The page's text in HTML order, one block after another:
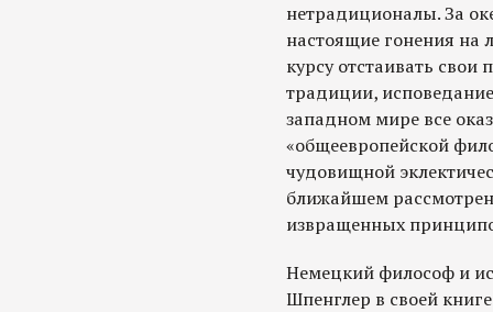
нетрадиционалы. За
настоящие гонения на
курсу отстаивать
традиции,
западном мире все
«общеевропейской
чудовищной
ближайшем
извращенных
Немецкий философ и
Шпенглер в своей